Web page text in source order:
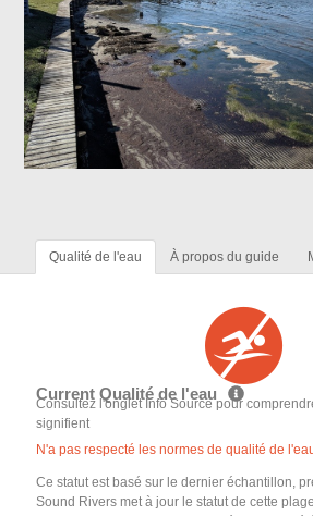
Qualité de l'eau À propos du guide
Current Qualité de l'eau
Consultez l'onglet Info Source pour
signifient
N'a pas respecté les normes de qualité de
Ce statut est basé sur le dernier échantillon,
Sound Rivers met à jour le statut de cette